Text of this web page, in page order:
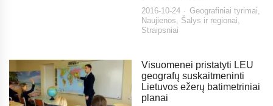
2016-10-24 Geografiniai tyrimai
Naujienos
Šalys ir regionai
Straipsniai
Visuomenei pristatyti LEU
geografų suskaitmeninti
Lietuvos ežerų batimetriniai
planai